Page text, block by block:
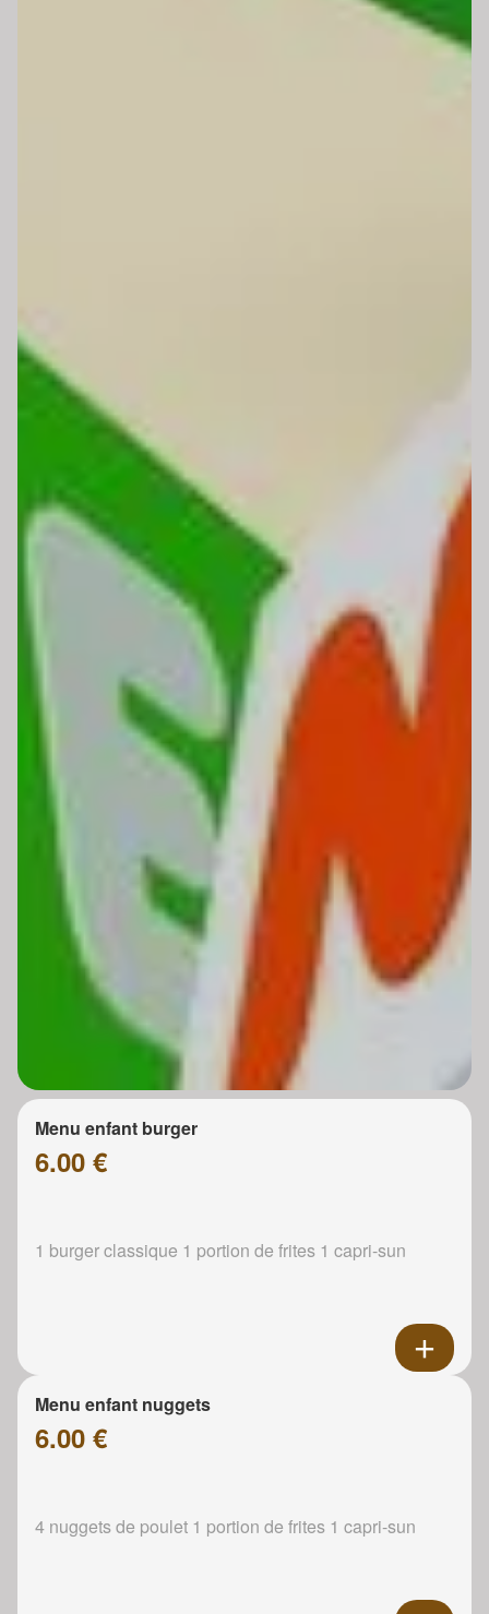
Menu enfant burger
6.00 €
1 burger classique 1 portion de frites 1 capri-sun
Menu enfant nuggets
6.00 €
4 nuggets de poulet 1 portion de frites 1 capri-sun